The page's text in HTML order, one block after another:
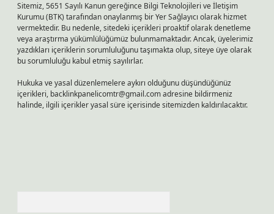
Sitemiz, 5651 Sayılı Kanun gereğince Bilgi Teknolojileri ve İletişim
Kurumu (BTK) tarafından onaylanmış bir Yer Sağlayıcı olarak hizmet
vermektedir. Bu nedenle, sitedeki içerikleri proaktif olarak denetleme
veya araştırma yükümlülüğümüz bulunmamaktadır. Ancak, üyelerimiz
yazdıkları içeriklerin sorumluluğunu taşımakta olup, siteye üye olarak
bu sorumluluğu kabul etmiş sayılırlar.
Hukuka ve yasal düzenlemelere aykırı olduğunu düşündüğünüz
içerikleri, backlinkpanelicomtr@gmail.comadresine bildirmeniz
halinde, ilgili içerikler yasal süre içerisinde sitemizden kaldırılacaktır.